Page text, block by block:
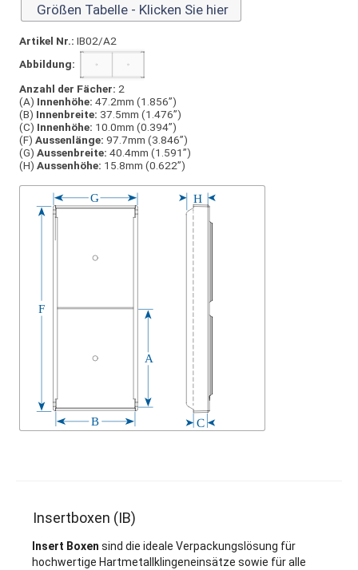
Größen Tabelle - Klicken Sie hier
Artikel Nr.: IB02/A2
Abbildung:
Anzahl der Fächer: 2
(A) Innen­höhe: 47.2mm (1.856”)
(B) Innen­breite: 37.5mm (1.476”)
(C) Innen­höhe: 10.0mm (0.394”)
(F) Aussen­länge: 97.7mm (3.846”)
(G) Aussen­breite: 40.4mm (1.591”)
(H) Aussen­höhe: 15.8mm (0.622”)
Insertboxen (IB)
Insert Boxen sind die ideale Verpackungslösung für
hochwertige Hartmetallklingeneinsätze sowie für alle